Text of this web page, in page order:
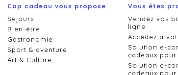
Cap cadeau vous propose
Séjours
Bien-être
Gastronomie
Sport & aventure
Art & Culture
Vous êtes
Vendez vos
ligne
Accédez à
Solution e-
cadeaux
Solution e-
cadeaux